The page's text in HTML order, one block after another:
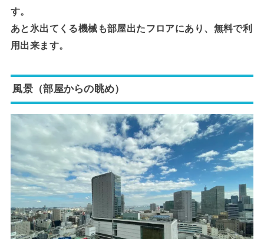
す。
あと氷出てくる機械も部屋出たフロアにあり、無料で利
用出来ます。
風景（部屋からの眺め）